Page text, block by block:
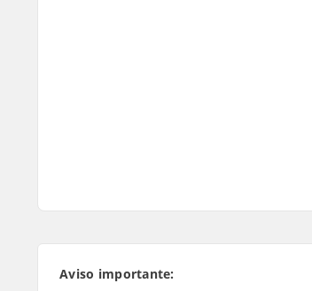
Aviso importante: